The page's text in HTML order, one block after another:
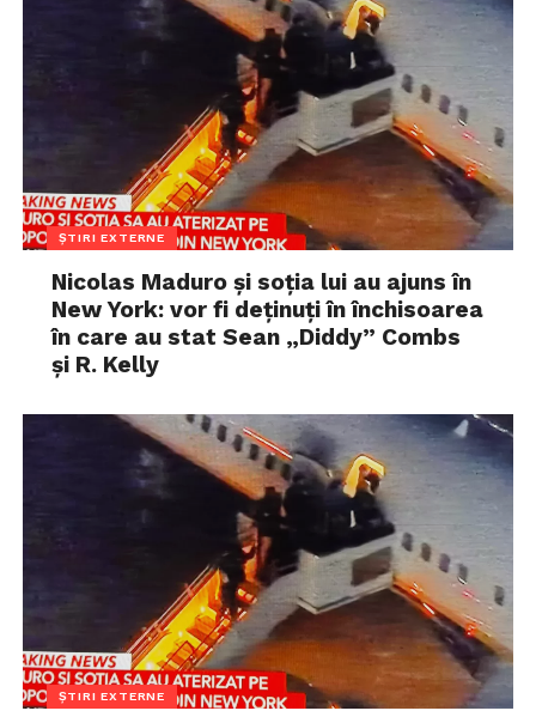
ȘTIRI EXTERNE
Nicolas Maduro și soția lui au ajuns în
New York: vor fi deținuți în închisoarea
în care au stat Sean „Diddy” Combs
și R. Kelly
ȘTIRI EXTERNE